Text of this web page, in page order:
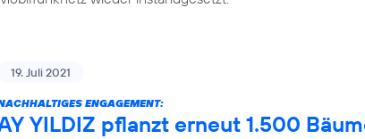
19. Juli 2021
ENGAGEMENT:
YILDIZ pflanzt erneut 1.500